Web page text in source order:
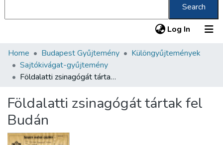
Search
Log In (current)
Communities & Collections
All of DSpace
About us
Home Budapest Gyűjtemény
Különgyűjtemények
Sajtókivágat-gyűjtemény
Földalatti zsinagógát tártak fel Budán
Földalatti zsinagógát tártak fel
Budán